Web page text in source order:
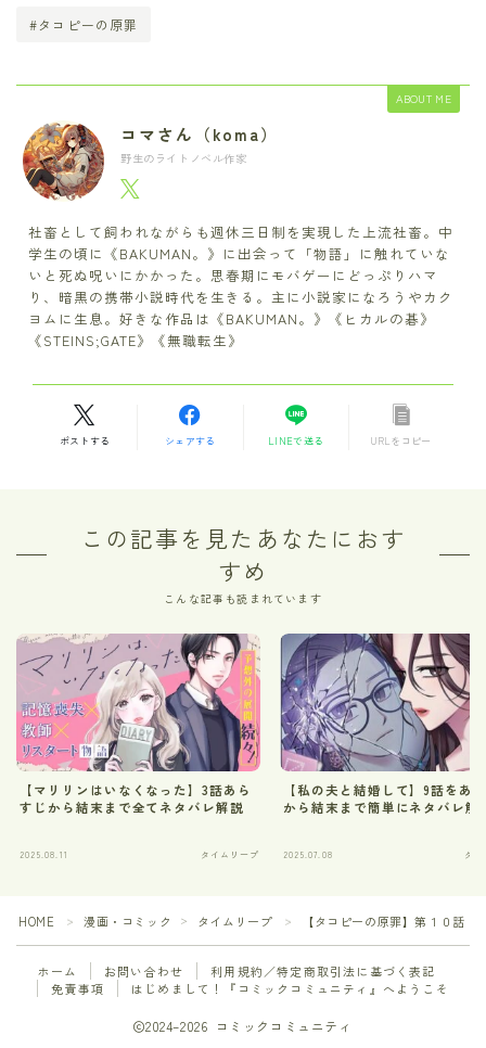
#タコピーの原罪
ABOUT ME
コマさん（koma）
野生のライトノベル作家
社畜として飼われながらも週休三日制を実現した上流社畜。中
学生の頃に《BAKUMAN。》に出会って「物語」に触れていな
いと死ぬ呪いにかかった。思春期にモバゲーにどっぷりハマ
り、暗黒の携帯小説時代を生きる。主に小説家になろうやカク
ヨムに生息。好きな作品は《BAKUMAN。》《ヒカルの碁》
《STEINS;GATE》《無職転生》
ポストする シェアする LINEで送る URLをコピー
この記事を見たあなたにおす
すめ
こんな記事も読まれています
【マリリンはいなくなった】3話あら
すじから結末まで全てネタバレ解説
2025.08.11 タイムリープ
【私の夫と結婚して】9話をあ
から結末まで簡単にネタバレ解
2025.07.08 タ
HOME ＞ 漫画・コミック ＞ タイムリープ ＞ 【タコピーの原罪】第１０話
ホーム お問い合わせ
利用規約／特定商取引法に基づく表記
免責事項
はじめまして！『コミックコミュニティ』へようこそ
2024–2026 コミックコミュニティ